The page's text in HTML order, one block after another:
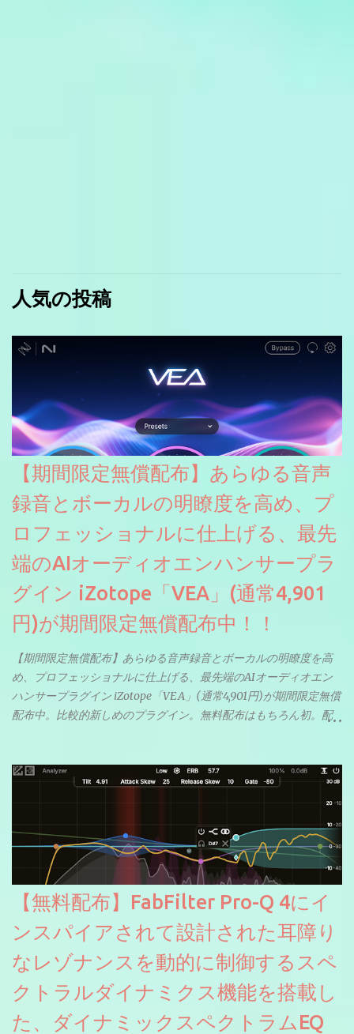
人気の投稿
【期間限定無償配布】あらゆる音声
録音とボーカルの明瞭度を高め、プ
ロフェッショナルに仕上げる、最先
端のAIオーディオエンハンサープラ
グイン iZotope「VEA」(通常4,901
円)が期間限定無償配布中！！
【期間限定無償配布】あらゆる音声録音とボーカルの明瞭度を高
め、プロフェッショナルに仕上げる、最先端のAIオーディオエン
ハンサープラグイン iZotope「VEA」(通常4,901円)が期間限定無償
配布中。比較的新しめのプラグイン。無料配布はもちろん初。配
【無料配布】FabFilter Pro-Q 4にイ
ンスパイアされて設計された耳障り
なレゾナンスを動的に制御するスペ
クトラルダイナミクス機能を搭載し
た、ダイナミックスペクトラムEQ